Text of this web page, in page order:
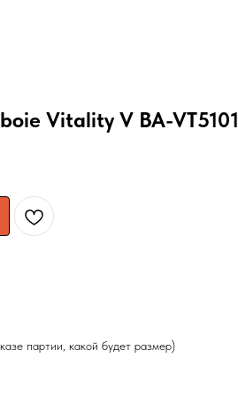
Vitality V BA-VT5101
партии, какой будет размер)